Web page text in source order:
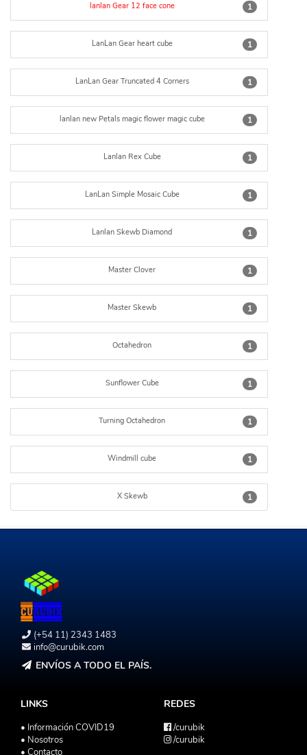
1
lanlan Gear 12 face cone
1
LanLan Gear heart cube
1
LanLan Gear Truncated 4 Corners
1
lanlan new Petals magic flower magic cube
1
Lanlan Rex Cube
1
LanLan Simple Mosaic Cube
1
Lanlan Skewb Diamond
1
Master Clover
1
Master Skewb
1
Octahedron
1
Sunflower Cube
1
Turning Octahedron
1
Windmill cube
1
X Skewb
(+54 11) 2343 1483
info@curubik.com
ENVÍOS A TODO EL PAÍS.
LINKS
• Información COVID19
• Nosotros
• Contacto
REDES
/curubik
/curubik